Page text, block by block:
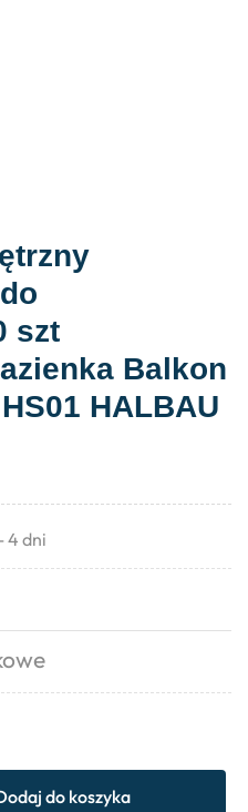
szt
Balkon
HALBAU
4 dni
do koszyka